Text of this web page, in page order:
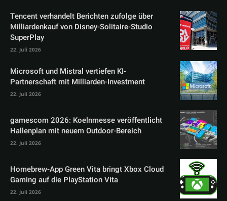
Tencent verhandelt Berichten zufolge über
Milliardenkauf von Disney-Solitaire-Studio
SuperPlay
22. Juli 2026
Microsoft und Mistral vertiefen KI-
Partnerschaft mit Milliarden-Investment
22. Juli 2026
gamescom 2026: Koelnmesse veröffentlicht
Hallenplan mit neuem Outdoor-Bereich
22. Juli 2026
Homebrew-App Green Vita bringt Xbox Cloud
Gaming auf die PlayStation Vita
22. Juli 2026